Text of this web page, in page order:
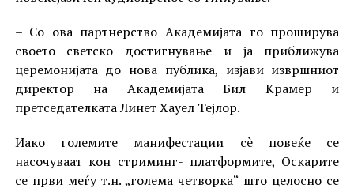
– Со ова партнерство Академијата го проширува
своето светско достигнување и ја приближува
церемонијата до нова публика, изјави извршниот
директор на Академијата Бил Крамер и
претседателката Линет Хауел Тејлор.
Иако големите манифестации сè повеќе се
насочуваат кон стриминг- платформите, Оскарите
се први меѓу т.н. „голема четворка“ што целосно се